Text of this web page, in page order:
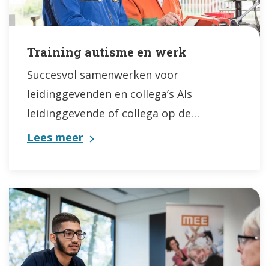
Training autisme en werk
Succesvol samenwerken voor
leidinggevenden en collega’s Als
leidinggevende of collega op de…
Lees meer